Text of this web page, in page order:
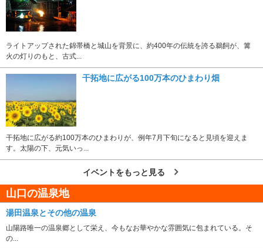
ライトアップされた錦帯橋と城山を背景に、約400年の伝統を誇る鵜飼が、篝
火の灯りのもと、古式...
干拓地に広がる100万本のひまわり畑
干拓地に広がる約100万本のひまわりが、例年7月下旬になると見頃を迎えま
す。太陽の下、元気いっ...
イベントをもっと見る
山口の温泉地
湯田温泉とその他の温泉
山陽路唯一の温泉郷として栄え、今もなお華やかな雰囲気に包まれている。そ
の...